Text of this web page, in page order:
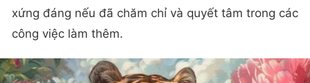
xứng đáng nếu đã chăm chỉ và quyết tâm trong các
công việc làm thêm.